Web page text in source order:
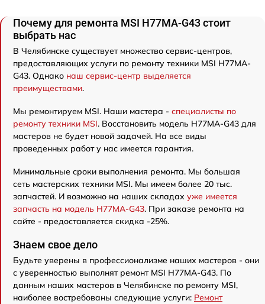
Почему для ремонта MSI H77MA-G43 стоит
выбрать нас
В Челябинске существует множество сервис-центров,
предоставляющих услуги по ремонту техники MSI H77MA-
G43. Однако наш сервис-центр выделяется
преимуществами.
Мы ремонтируем MSI. Наши мастера - специалисты по
ремонту техники MSI. Восстановить модель H77MA-G43 для
мастеров не будет новой задачей. На все виды
проведенных работ у нас имеется гарантия.
Минимальные сроки выполнения ремонта. Мы большая
сеть мастерских техники MSI. Мы имеем более 20 тыс.
запчастей. И возможно на наших складах уже имеется
запчасть на модель H77MA-G43. При заказе ремонта на
сайте - предоставляется скидка -25%.
Знаем свое дело
Будьте уверены в профессионализме наших мастеров - они
с уверенностью выполнят ремонт MSI H77MA-G43. По
данным наших мастеров в Челябинске по ремонту MSI,
наиболее востребованы следующие услуги: Ремонт